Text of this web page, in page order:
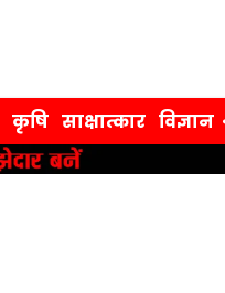
कृषि साक्षात्कार विज्ञान